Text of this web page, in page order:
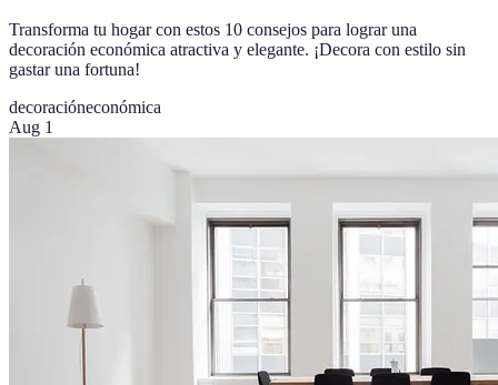
Transforma tu hogar con estos 10 consejos para lograr una
decoración económica atractiva y elegante. ¡Decora con estilo sin
gastar una fortuna!
decoracióneconómica
Aug 1